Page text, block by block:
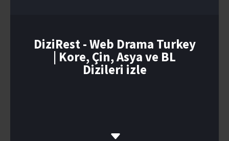
DiziRest - Web Drama Turkey
| Kore, Çin, Asya ve BL
Dizileri izle